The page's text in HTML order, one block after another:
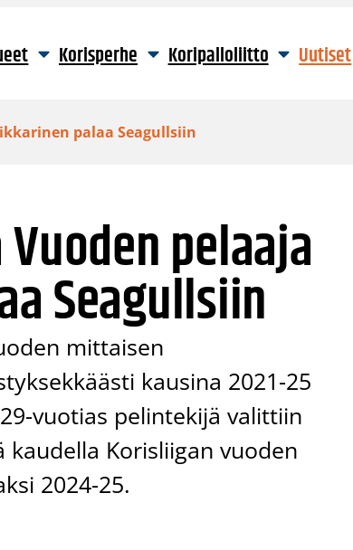
Korisperhe Koripalloliitto Uutiset
palaa Seagullsiin
pelaaja
Seagullsiin
mittaisen
kausina 2021-25
vuotias pelintekijä valittiin
Korisliigan vuoden
2024-25.